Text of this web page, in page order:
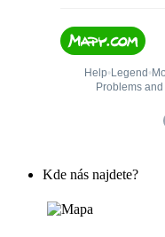
Kde nás najdete?